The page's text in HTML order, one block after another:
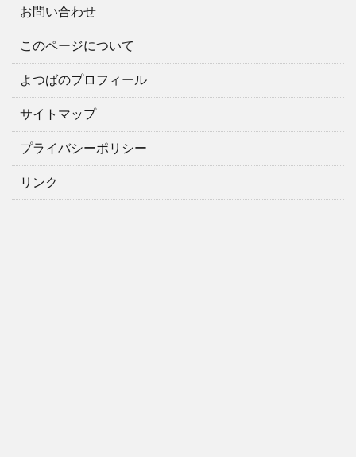
お問い合わせ
このページについて
よつばのプロフィール
サイトマップ
プライバシーポリシー
リンク